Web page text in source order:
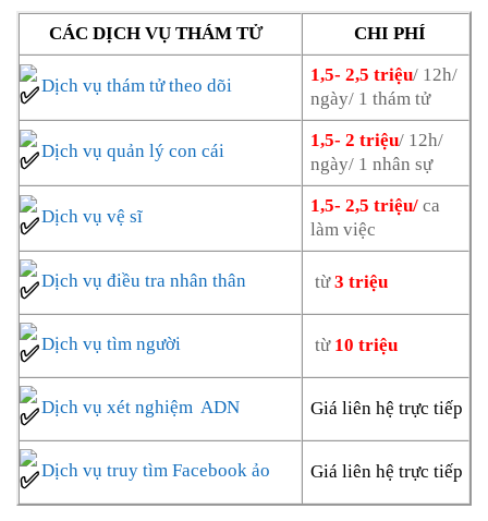
CÁC DỊCH VỤ THÁM TỬ CHI PHÍ
Dịch vụ thám tử theo dõi
1,5- 2,5 triệu/ 12h/
ngày/ 1 thám tử
Dịch vụ quản lý con cái
1,5- 2 triệu/ 12h/
ngày/ 1 nhân sự
Dịch vụ vệ sĩ
1,5- 2,5 triệu/ ca
làm việc
Dịch vụ điều tra nhân thân từ3 triệu
Dịch vụ tìm người từ 10 triệu
Dịch vụ xét nghiệm ADN Giá liên hệ trực tiếp
Dịch vụ truy tìm Facebook ảo Giá liên hệ trực tiếp